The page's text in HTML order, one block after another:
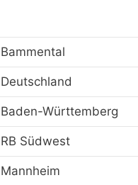
Bammental
Deutschland
Baden-Württemberg
RB Südwest
Mannheim